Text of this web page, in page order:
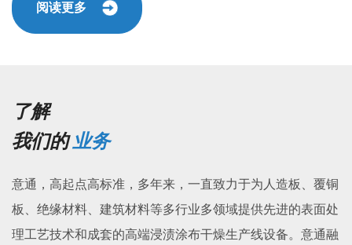
阅读更多
了解
我们的业务
意通，高起点高标准，多年来，一直致力于为人造板、覆铜
板、绝缘材料、建筑材料等多行业多领域提供先进的表面处
理工艺技术和成套的高端浸渍涂布干燥生产线设备。意通融